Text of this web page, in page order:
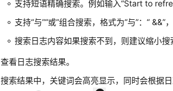
支持短语精确搜索。例如输入“Start to
支持“与”“或”组合搜索，格式为“与”：“
搜索日志内容如果搜索不到，则建议缩小
查看日志搜索结果。
搜索结果中，关键词会高亮显示，同时会根据